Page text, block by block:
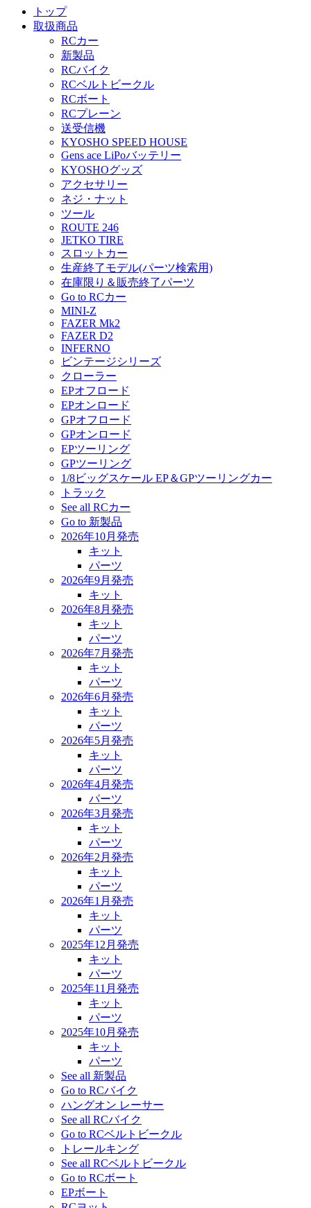
トップ
取扱商品
RCカー
新製品
RCバイク
RCベルトビークル
RCボート
RCプレーン
送受信機
KYOSHO SPEED HOUSE
Gens ace LiPoバッテリー
KYOSHOグッズ
アクセサリー
ネジ・ナット
ツール
ROUTE 246
JETKO TIRE
スロットカー
生産終了モデル(パーツ検索用)
在庫限り＆販売終了パーツ
Go to RCカー
MINI-Z
FAZER Mk2
FAZER D2
INFERNO
ビンテージシリーズ
クローラー
EPオフロード
EPオンロード
GPオフロード
GPオンロード
EPツーリング
GPツーリング
1/8ビッグスケール EP＆GPツーリングカー
トラック
See all RCカー
Go to 新製品
2026年10月発売
キット
パーツ
2026年9月発売
キット
2026年8月発売
キット
パーツ
2026年7月発売
キット
パーツ
2026年6月発売
キット
パーツ
2026年5月発売
キット
パーツ
2026年4月発売
パーツ
2026年3月発売
キット
パーツ
2026年2月発売
キット
パーツ
2026年1月発売
キット
パーツ
2025年12月発売
キット
パーツ
2025年11月発売
キット
パーツ
2025年10月発売
キット
パーツ
See all 新製品
Go to RCバイク
ハングオン レーサー
See all RCバイク
Go to RCベルトビークル
トレールキング
See all RCベルトビークル
Go to RCボート
EPボート